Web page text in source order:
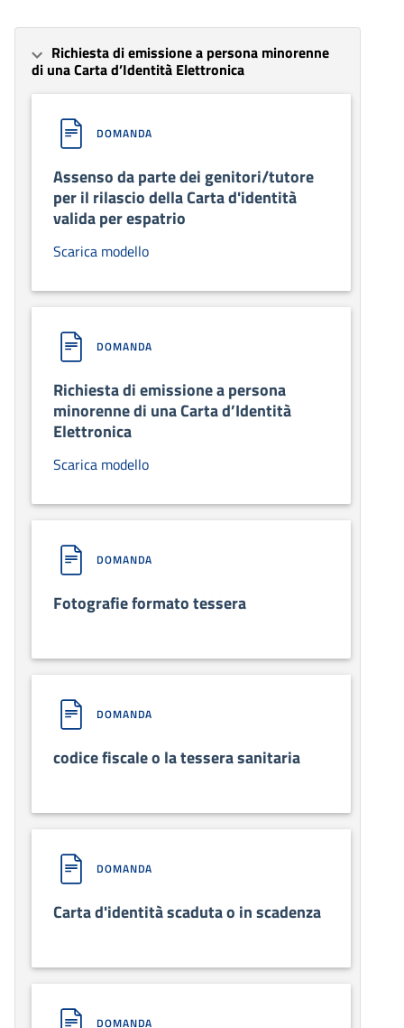
Richiesta di emissione a persona minorenne
di una Carta d’Identità Elettronica
DOMANDA
Assenso da parte dei genitori/tutore
per il rilascio della Carta d'identità
valida per espatrio
Scarica modello
DOMANDA
Richiesta di emissione a persona
minorenne di una Carta d’Identità
Elettronica
Scarica modello
DOMANDA
Fotografie formato tessera
DOMANDA
codice fiscale o la tessera sanitaria
DOMANDA
Carta d'identità scaduta o in scadenza
DOMANDA